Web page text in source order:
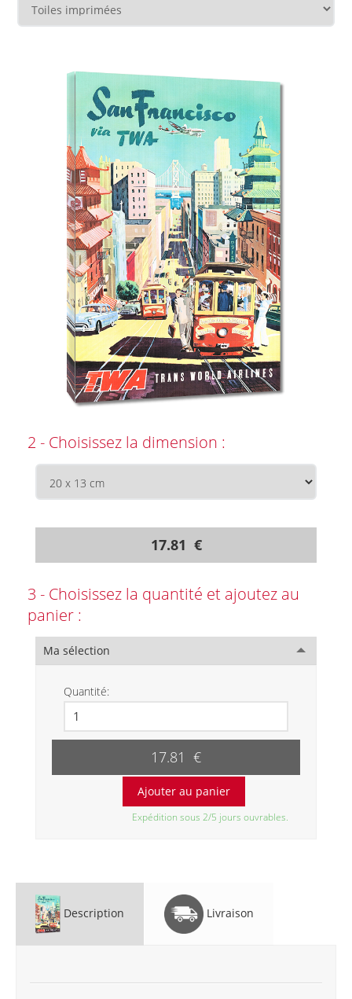
2 - Choisissez la dimension :
17.81 €
3 - Choisissez la quantité et ajoutez au
panier :
Ma sélection
Quantité:
17.81 €
Expédition sous 2/5 jours ouvrables.
Description Livraison